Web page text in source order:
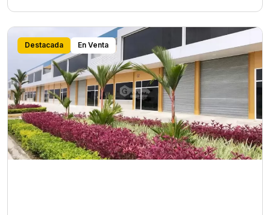
Destacada En Venta